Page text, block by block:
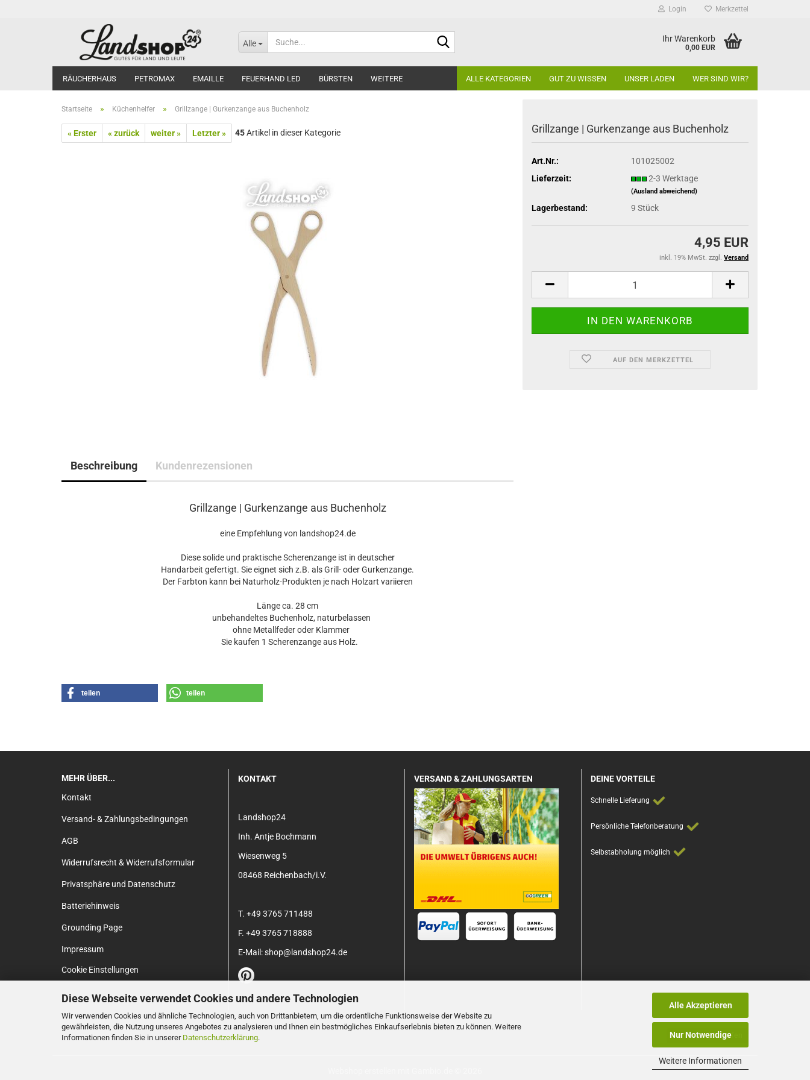
Diese Webseite verwendet Cookies und andere Technologien
Wir verwenden Cookies und ähnliche Technologien, auch von Drittanbietern, um die ordentliche Funktionsweise der Website zu
gewährleisten, die Nutzung unseres Angebotes zu analysieren und Ihnen ein bestmögliches Einkaufserlebnis bieten zu können. Weitere
Informationen finden Sie in unserer Datenschutzerklärung.
Alle Akzeptieren
Nur Notwendige
Weitere Informationen
Login Merkzettel
Alle Ihr Warenkorb
0,00 EUR
RÄUCHERHAUS PETROMAX EMAILLE FEUERHAND LED BÜRSTEN ALLE KATEGORIEN GUT ZU WISSEN UNSER LADEN WER SIND WIR?
WEITERE
Startseite » Küchenhelfer » Grillzange | Gurkenzange aus Buchenholz
« Erster « zurück weiter » Letzter » 45Artikel in dieser Kategorie Grillzange | Gurkenzange aus Buchenholz
Art.Nr.:
101025002
Lieferzeit:
2-3 Werktage
(Ausland abweichend)
Lagerbestand: 9 Stück
4,95 EUR
inkl. 19% MwSt. zzgl. Versand
AUF DEN MERKZETTEL
Beschreibung Kundenrezensionen
Grillzange | Gurkenzange aus Buchenholz
eine Empfehlung von landshop24.de
Diese solide und praktische Scherenzange ist in deutscher
Handarbeit gefertigt. Sie eignet sich z.B. als Grill- oder Gurkenzange.
Der Farbton kann bei Naturholz-Produkten je nach Holzart variieren
Länge ca. 28 cm
unbehandeltes Buchenholz, naturbelassen
ohne Metallfeder oder Klammer
Sie kaufen 1 Scherenzange aus Holz.
teilen teilen
MEHR ÜBER...
Kontakt
Versand- & Zahlungsbedingungen
AGB
Widerrufsrecht & Widerrufsformular
Privatsphäre und Datenschutz
Batteriehinweis
Grounding Page
Impressum
Cookie Einstellungen
KONTAKT
Landshop24
Inh. Antje Bochmann
Wiesenweg 5
08468 Reichenbach/i.V.
T. +49 3765 711488
F. +49 3765 718888
E-Mail: shop@landshop24.de
VERSAND & ZAHLUNGSARTEN DEINE VORTEILE
Schnelle Lieferung
Persönliche Telefonberatung
Selbstabholung möglich
Vertrag widerrufen